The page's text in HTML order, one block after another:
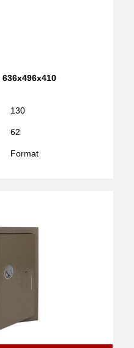
636x496x410
130
62
Format